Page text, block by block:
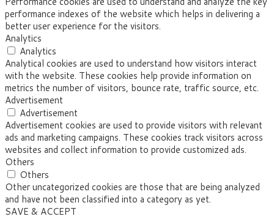
performance indexes of the website which helps in delivering a
better user experience for the visitors.
Analytics
Analytics
Analytical cookies are used to understand how visitors interact
with the website. These cookies help provide information on
metrics the number of visitors, bounce rate, traffic source, etc.
Advertisement
Advertisement
Advertisement cookies are used to provide visitors with relevant
ads and marketing campaigns. These cookies track visitors across
websites and collect information to provide customized ads.
Others
Others
Other uncategorized cookies are those that are being analyzed
and have not been classified into a category as yet.
SAVE & ACCEPT